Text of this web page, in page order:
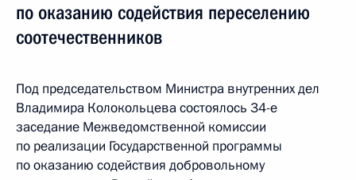
по оказанию содействия переселению
соотечественников
Под председательством Министра внутренних дел
Владимира Колокольцева состоялось 34-е
заседание Межведомственной комиссии
по реализации Государственной программы
по оказанию содействия добровольному